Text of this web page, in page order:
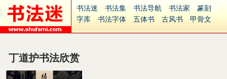
书法迷 书法集 书法导航 书法家
篆刻
字库
书法字体 五体书 古风书
甲骨文
集字
古籍
起名
丁道护书法欣赏